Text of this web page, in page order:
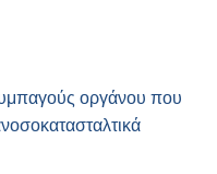
οργάνου που